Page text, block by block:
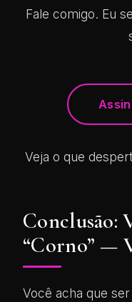
Fale comigo. Eu
Veja o que
Conclusão:
“Corno” —
Você acha que